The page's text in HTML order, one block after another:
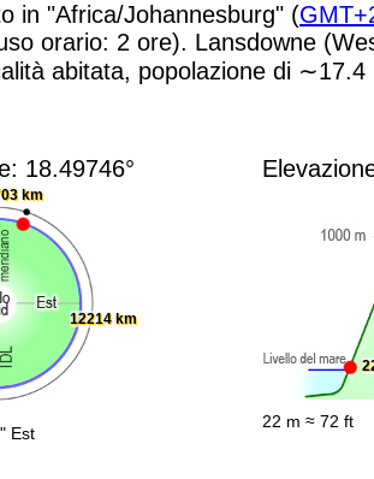
in "Africa/Johannesburg" (
orario: 2 ore). Lansdowne
abitata, popolazione di ∼17.4
18.49746°
km
12214 km
Est
22 m ≈ 72 ft